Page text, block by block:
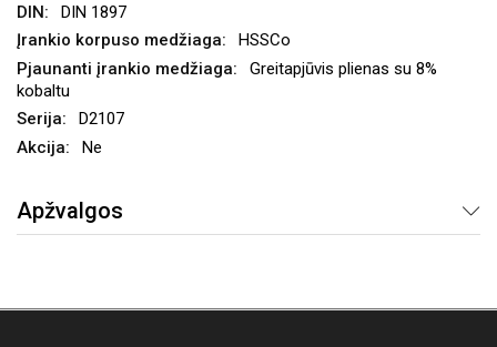
DIN 1897
HSSCo
Greitapjūvis plienas su 8%
kobaltu
D2107
Ne
Apžvalgos